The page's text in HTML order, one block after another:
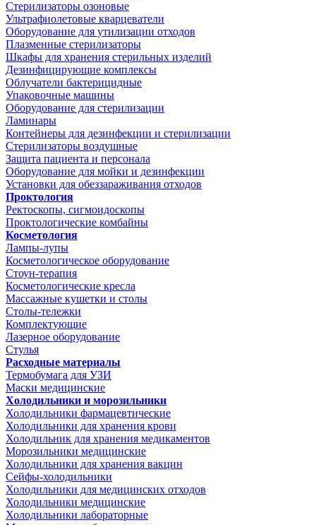
Стерилизаторы озоновые
Ультрафиолетовые кварцеватели
Оборудование для утилизации отходов
Плазменные стерилизаторы
Шкафы для хранения стерильных изделий
Дезинфицирующие комплексы
Облучатели бактерицидные
Упаковочные машины
Оборудование для стерилизации
Ламинары
Контейнеры для дезинфекции и стерилизации
Стерилизаторы воздушные
Защита пациента и персонала
Оборудование для мойки и дезинфекции
Установки для обеззараживания отходов
Проктология
Ректоскопы, сигмоидоскопы
Проктологические комбайны
Косметология
Лампы-лупы
Косметологическое оборудование
Стоун-терапия
Косметологические кресла
Массажные кушетки и столы
Столы-тележки
Комплектующие
Лазерное оборудование
Стулья
Расходные материалы
Термобумага для УЗИ
Маски медицинские
Холодильники и морозильники
Холодильники фармацевтические
Холодильники для хранения крови
Холодильник для хранения медикаментов
Морозильники медицинские
Холодильники для хранения вакцин
Сейфы-холодильники
Холодильники для медицинских отходов
Холодильники медицинские
Холодильники лабораторные